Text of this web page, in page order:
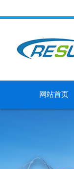
网站首页